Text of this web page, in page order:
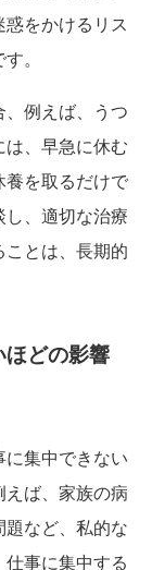
をかけるリス
。
、例えば、うつ
は、早急に休む
養を取るだけで
し、適切な治療
ことは、長期的
ほどの影響
に集中できない
えば、家族の病
題など、私的な
仕事に集中する